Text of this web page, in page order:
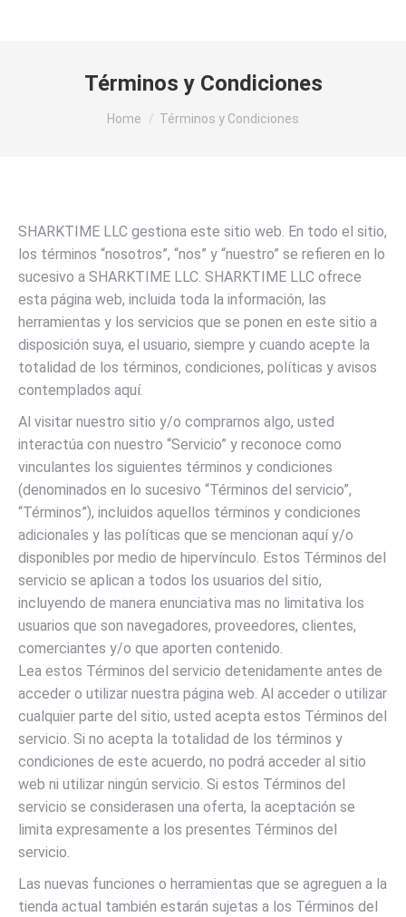
Términos y Condiciones
You are here:
Home Términos y Condiciones
SHARKTIME LLC gestiona este sitio web. En todo el sitio,
los términos “nosotros”, “nos” y “nuestro” se refieren en lo
sucesivo a SHARKTIME LLC. SHARKTIME LLC ofrece
esta página web, incluida toda la información, las
herramientas y los servicios que se ponen en este sitio a
disposición suya, el usuario, siempre y cuando acepte la
totalidad de los términos, condiciones, políticas y avisos
contemplados aquí.
Al visitar nuestro sitio y/o comprarnos algo, usted
interactúa con nuestro “Servicio” y reconoce como
vinculantes los siguientes términos y condiciones
(denominados en lo sucesivo “Términos del servicio”,
“Términos”), incluidos aquellos términos y condiciones
adicionales y las políticas que se mencionan aquí y/o
disponibles por medio de hipervínculo. Estos Términos del
servicio se aplican a todos los usuarios del sitio,
incluyendo de manera enunciativa mas no limitativa los
usuarios que son navegadores, proveedores, clientes,
comerciantes y/o que aporten contenido.
Lea estos Términos del servicio detenidamente antes de
acceder o utilizar nuestra página web. Al acceder o utilizar
cualquier parte del sitio, usted acepta estos Términos del
servicio. Si no acepta la totalidad de los términos y
condiciones de este acuerdo, no podrá acceder al sitio
web ni utilizar ningún servicio. Si estos Términos del
servicio se considerasen una oferta, la aceptación se
limita expresamente a los presentes Términos del
servicio.
Las nuevas funciones o herramientas que se agreguen a la
tienda actual también estarán sujetas a los Términos del